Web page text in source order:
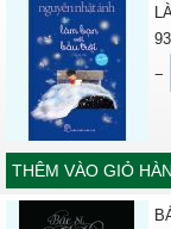
−
THÊM VÀO GIỎ